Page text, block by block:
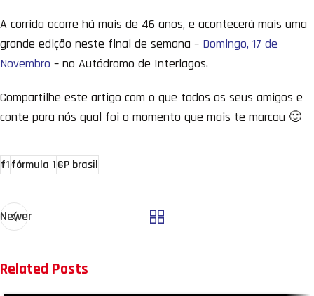
A corrida ocorre há mais de 46 anos, e acontecerá mais uma
grande edição neste final de semana – Domingo, 17 de
Novembro – no Autódromo de Interlagos.
Compartilhe este artigo com o que todos os seus amigos e
conte para nós qual foi o momento que mais te marcou 🙂
f1fórmula 1GP brasil
Newer
Related Posts